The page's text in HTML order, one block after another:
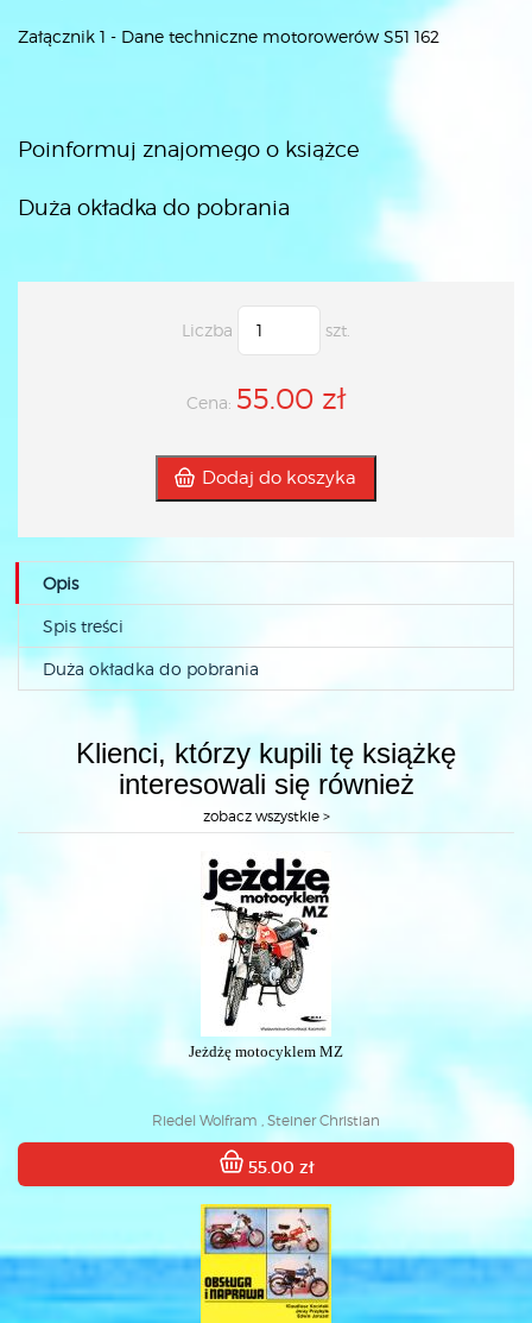
Załącznik 1 - Dane techniczne motorowerów S51 162
Poinformuj znajomego o książce
Duża okładka do pobrania
Liczba szt.
Cena: 55.00 zł
Dodaj do koszyka
Opis
Spis treści
Duża okładka do pobrania
Klienci, którzy kupili tę książkę
interesowali się również
zobacz wszystkie >
Jeżdżę motocyklem MZ
Riedel Wolfram , Steiner Christian
55.00 zł